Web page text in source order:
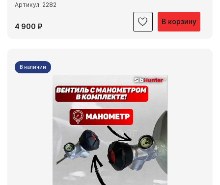
В корзину
Артикул: 2282
4 900 ₽
В наличии